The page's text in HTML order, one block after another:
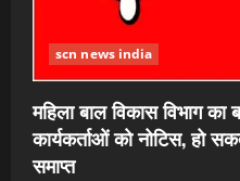
scn news india
महिला बाल विकास विभाग
कार्यकर्ताओं को नोटिस, हो
समाप्त